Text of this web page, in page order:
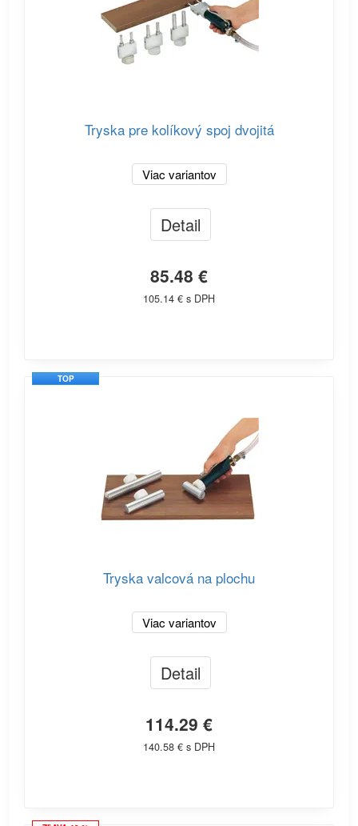
Tryska pre kolíkový spoj dvojitá
Viac variantov
Detail
85.48 €
105.14 € s DPH
TOP
Tryska valcová na plochu
Viac variantov
Detail
114.29 €
140.58 € s DPH